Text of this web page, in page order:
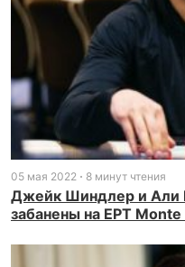
05 мая 2022 8 минут чтения
Джейк Шиндлер и Али
забанены на EPT